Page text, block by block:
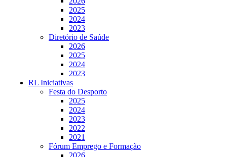
2025
2024
2023
Diretório de Saúde
2026
2025
2024
2023
RL Iniciativas
Festa do Desporto
2025
2024
2023
2022
2021
Fórum Emprego e Formação
2026